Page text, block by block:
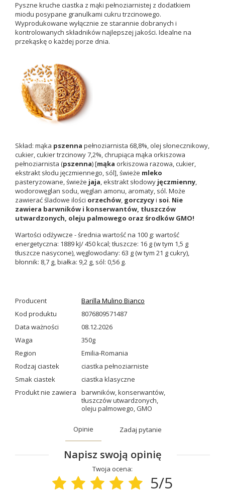
Pyszne kruche ciastka z mąki pełnoziarnistej z dodatkiem
miodu posypane granulkami cukru trzcinowego.
Wyprodukowane wyłącznie ze starannie dobranych i
kontrolowanych składników najlepszej jakości. Idealne na
przekąskę o każdej porze dnia.
Skład: mąka pszenna pełnoziarnista 68,8%, olej słonecznikowy,
cukier, cukier trzcinowy 7,2%, chrupiąca mąka orkiszowa
pełnoziarnista (pszenna) [mąka orkiszowa razowa, cukier,
ekstrakt słodu jęczmiennego, sól], świeże mleko
pasteryzowane, świeże jaja, ekstrakt słodowy jęczmienny,
wodorowęglan sodu, węglan amonu, aromaty, sól. Może
zawierać śladowe ilości orzechów, gorczycyi soi. Nie
zawiera barwników i konserwantów, tłuszczów
utwardzonych, oleju palmowego oraz środków GMO!
Wartości odżywcze - średnia wartość na 100 g: wartość
energetyczna: 1889 kJ/ 450 kcal; tłuszcze: 16 g (w tym 1,5 g
tłuszcze nasycone), węglowodany: 63 g (w tym 21 g cukry),
błonnik: 8,7 g, białka: 9,2 g, sól: 0,56 g.
Producent
Barilla Mulino Bianco
Kod produktu
8076809571487
Data ważności
08.12.2026
Waga
350g
Region
Emilia-Romania
Rodzaj ciastek
ciastka pełnoziarniste
Smak ciastek
ciastka klasyczne
Produkt nie zawiera
barwników,konserwantów,
tłuszczów utwardzonych,
oleju palmowego,GMO
Opinie Zadaj pytanie
Napisz swoją opinię
Twoja ocena:
5/5